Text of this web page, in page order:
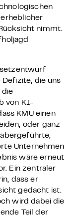
nimmt.
die uns
die
von KI-
KMU einen
oder ganz
Unternehmen
wäre erneut
Ein zentraler
dass er
gedacht ist.
wird dabei die
Teil der